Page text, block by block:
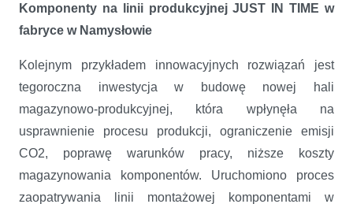
Komponenty na linii produkcyjnej JUST IN TIME w
fabryce w Namysłowie
Kolejnym przykładem innowacyjnych rozwiązań jest
tegoroczna inwestycja w budowę nowej hali
magazynowo-produkcyjnej, która wpłynęła na
usprawnienie procesu produkcji, ograniczenie emisji
CO2, poprawę warunków pracy, niższe koszty
magazynowania komponentów. Uruchomiono proces
zaopatrywania linii montażowej komponentami w